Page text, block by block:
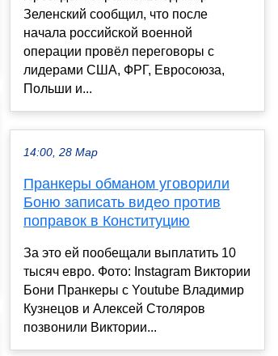
Зеленский сообщил, что после
начала российской военной
операции провёл переговоры с
лидерами США, ФРГ, Евросоюза,
Польши и...
14:00, 28 Мар
Пранкеры обманом уговорили
Боню записать видео против
поправок в Конституцию
За это ей пообещали выплатить 10
тысяч евро. Фото: Instagram Виктории
Бони Пранкеры с Youtube Владимир
Кузнецов и Алексей Столяров
позвонили Виктории...